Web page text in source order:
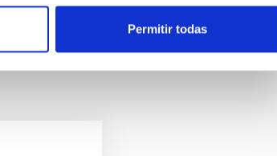
Permitir todas